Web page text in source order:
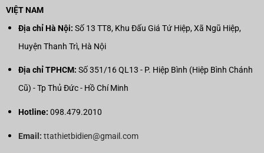
VIỆT NAM
Địa chỉ Hà Nội: Số 13 TT8, Khu Đấu Giá Tứ Hiệp, Xã Ngũ Hiệp,
Huyện Thanh Trì, Hà Nội
Địa chỉ TPHCM: Số 351/16 QL13 - P. Hiệp Bình (Hiệp Bình Chánh
Cũ) - Tp Thủ Đức - Hồ Chí Minh
Hotline: 098.479.2010
Email: ttathietbidien@gmail.com